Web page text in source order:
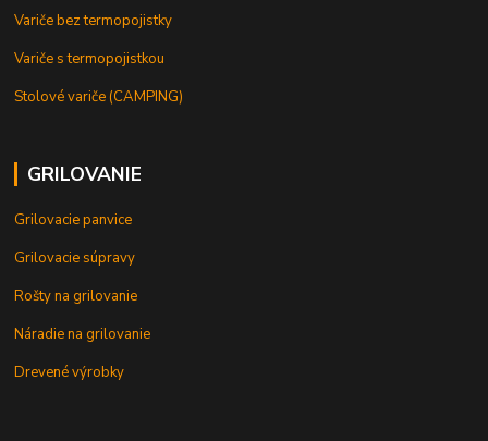
Variče bez termopojistky
Variče s termopojistkou
Stolové variče (CAMPING)
GRILOVANIE
Grilovacie panvice
Grilovacie súpravy
Rošty na grilovanie
Náradie na grilovanie
Drevené výrobky